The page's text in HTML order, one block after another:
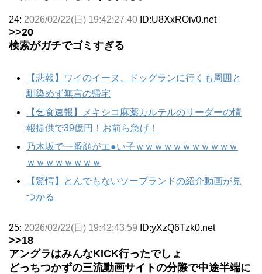
24: 2026/02/22(日) 19:42:27.40 ID:U8XxROiv0.net
>>20
検索がガチでゴミすぎる
【悲報】ワイのイーヌ、ドッグランに行くも周囲と
馴染めず無言の帰宅
【乞食速報】メキシコ麻薬カルテルのリーダーの情
報提供で39億円！お前ら急げ！
乃木坂で一番顔がエ●い子ｗｗｗｗｗｗｗｗｗｗｗ
ｗｗｗｗｗｗｗｗ
【驚愕】とんでもないソープランドの紹介動画が見
つかる
25: 2026/02/22(日) 19:42:43.59 ID:yXzQ6Tzk0.net
>>18
アングラはみんなKICK行ったでしょ
どっちつかずの三流動画サイトの分際で中途半端に